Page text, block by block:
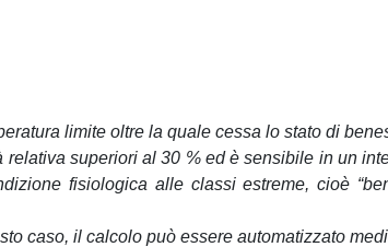
limite oltre la quale cessa lo stato di
superiori al 30 % ed è sensibile in un
fisiologica alle classi estreme, cioè
caso, il calcolo può essere automatizzato